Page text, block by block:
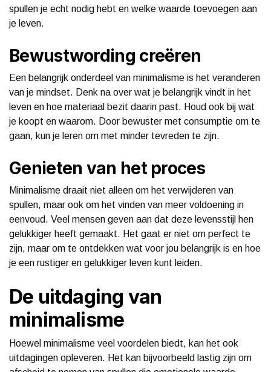
spullen je echt nodig hebt en welke waarde toevoegen aan
je leven.
Bewustwording creëren
Een belangrijk onderdeel van minimalisme is het veranderen
van je mindset. Denk na over wat je belangrijk vindt in het
leven en hoe materiaal bezit daarin past. Houd ook bij wat
je koopt en waarom. Door bewuster met consumptie om te
gaan, kun je leren om met minder tevreden te zijn.
Genieten van het proces
Minimalisme draait niet alleen om het verwijderen van
spullen, maar ook om het vinden van meer voldoening in
eenvoud. Veel mensen geven aan dat deze levensstijl hen
gelukkiger heeft gemaakt. Het gaat er niet om perfect te
zijn, maar om te ontdekken wat voor jou belangrijk is en hoe
je een rustiger en gelukkiger leven kunt leiden.
De uitdaging van
minimalisme
Hoewel minimalisme veel voordelen biedt, kan het ook
uitdagingen opleveren. Het kan bijvoorbeeld lastig zijn om